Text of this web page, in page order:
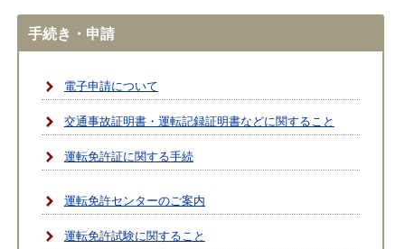
手続き・申請
電子申請について
交通事故証明書・運転記録証明書などに関すること
運転免許証に関する手続
運転免許センターのご案内
運転免許試験に関すること